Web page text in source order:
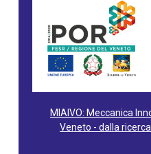
MIAIVO: Meccanica
Veneto - dalla